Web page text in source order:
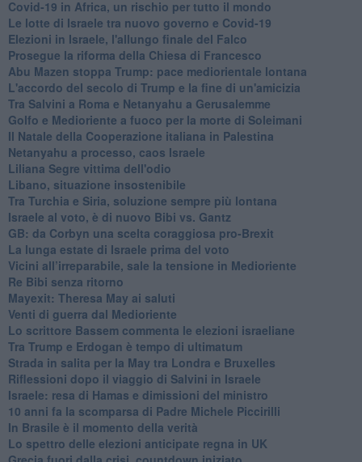
Covid-19 in Africa, un rischio per tutto il mondo
Le lotte di Israele tra nuovo governo e Covid-19
Elezioni in Israele, l'allungo finale del Falco
Prosegue la riforma della Chiesa di Francesco
Abu Mazen stoppa Trump: pace mediorientale lontana
L'accordo del secolo di Trump e la fine di un'amicizia
Tra Salvini a Roma e Netanyahu a Gerusalemme
Golfo e Medioriente a fuoco per la morte di Soleimani
Il Natale della Cooperazione italiana in Palestina
Netanyahu a processo, caos Israele
Liliana Segre vittima dell'odio
Libano, situazione insostenibile
Tra Turchia e Siria, soluzione sempre più lontana
Israele al voto, è di nuovo Bibi vs. Gantz
GB: da Corbyn una scelta coraggiosa pro-Brexit
La lunga estate di Israele prima del voto
Vicini all’irreparabile, sale la tensione in Medioriente
Re Bibi senza ritorno
Mayexit: Theresa May ai saluti
Venti di guerra dal Medioriente
Lo scrittore Bassem commenta le elezioni israeliane
Tra Trump e Erdogan è tempo di ultimatum
Strada in salita per la May tra Londra e Bruxelles
Riflessioni dopo il viaggio di Salvini in Israele
Israele: resa di Hamas e dimissioni del ministro
10 anni fa la scomparsa di Padre Michele Piccirilli
In Brasile è il momento della verità
Lo spettro delle elezioni anticipate regna in UK